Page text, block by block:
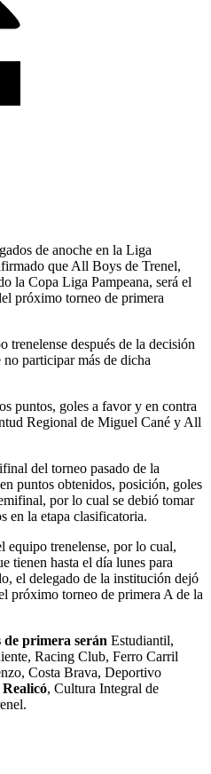
de anoche en la Liga
que All Boys de Trenel,
la Copa Liga Pampeana, será el
próximo torneo de primera
trenelense después de la decisión
participar más de dicha
puntos, goles a favor y en contra
Regional de Miguel Cané y All
del torneo pasado de la
puntos obtenidos, posición, goles
por lo cual se debió tomar
en la etapa clasificatoria.
equipo trenelense, por lo cual,
tienen hasta el día lunes para
el delegado de la institución dejó
próximo torneo de primera A de la
de primera serán Estudiantil,
Racing Club, Ferro Carril
Costa Brava, Deportivo
, Cultura Integral de